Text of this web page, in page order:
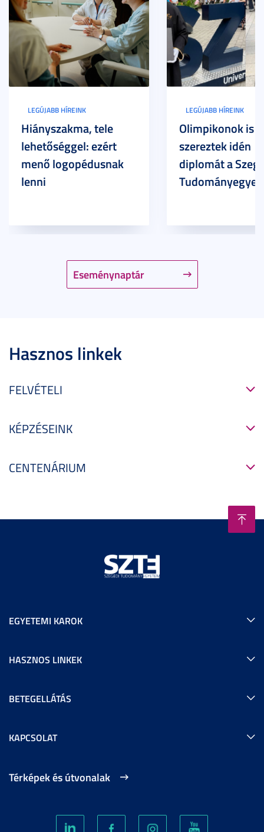
Eseménynaptár
LEGÚJABB HÍREINK
Hiányszakma, tele
lehetőséggel: ezért
menő logopédusnak
lenni
LEGÚJABB HÍREINK
Olimpikonok is
szereztek idén
diplomát a
Hasznos linkek
FELVÉTELI
KÉPZÉSEINK
CENTENÁRIUM
EGYETEMI KAROK
HASZNOS LINKEK
BETEGELLÁTÁS
KAPCSOLAT
Térképek és útvonalak